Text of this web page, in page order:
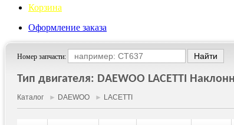
Корзина
Оформление заказа
Номер запчасти:
Тип двигателя: DAEWOO LACETTI
Каталог ► DAEWOO ► LACETTI